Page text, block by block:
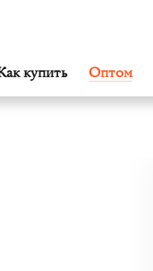
купить Оптом